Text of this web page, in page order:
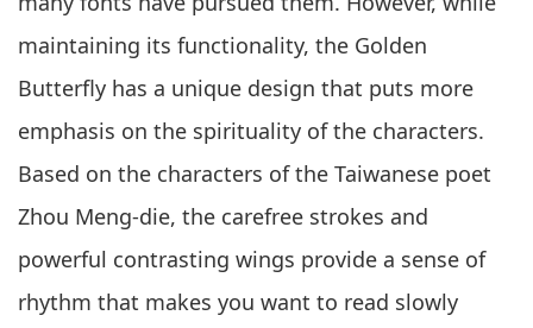
maintaining its functionality, the Golden
Butterfly has a unique design that puts more
emphasis on the spirituality of the characters.
Based on the characters of the Taiwanese poet
Zhou Meng-die, the carefree strokes and
powerful contrasting wings provide a sense of
rhythm that makes you want to read slowly